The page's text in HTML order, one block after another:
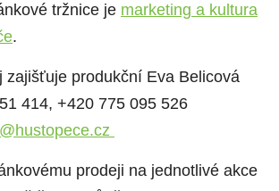
kové tržnice je marketing a kultura
.
zajišťuje produkční Eva Belicová
414, +420 775 095 526
prodeji na jednotlivé akce